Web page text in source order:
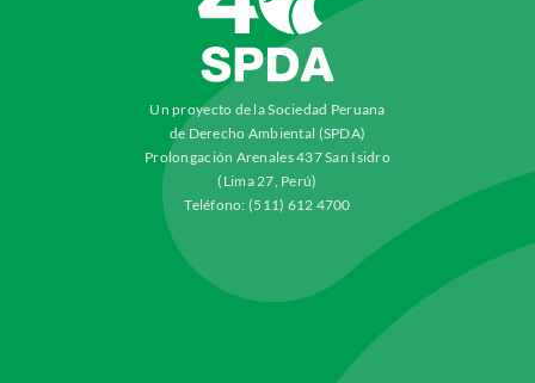
Un proyecto de la Sociedad Peruana
de Derecho Ambiental (SPDA)
Prolongación Arenales 437 San Isidro
(Lima 27, Perú)
Teléfono: (511) 612 4700